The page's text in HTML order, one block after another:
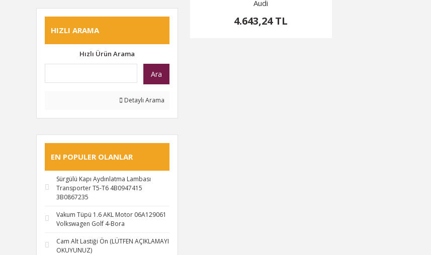
HIZLI ARAMA
Hızlı Ürün Arama
Ara
Detaylı Arama
EN POPULER OLANLAR
Sürgülü Kapı Aydınlatma Lambası
Transporter T5-T6 4B0947415
3B0867235
Vakum Tüpü 1.6 AKL Motor 06A129061
Volkswagen Golf 4-Bora
Cam Alt Lastiği Ön (LÜTFEN AÇIKLAMAYI
OKUYUNUZ)
Audi
4.643,24 TL